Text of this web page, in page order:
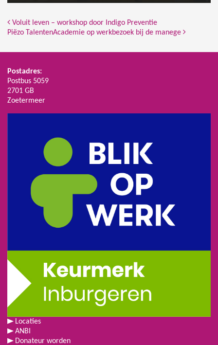
Bericht Navigatie
Voluit leven – workshop door Indigo Preventie
Piëzo TalentenAcademie op werkbezoek bij de manege
Postadres:
Postbus 5059
2701 GB
Zoetermeer
Locaties
ANBI
Donateur worden